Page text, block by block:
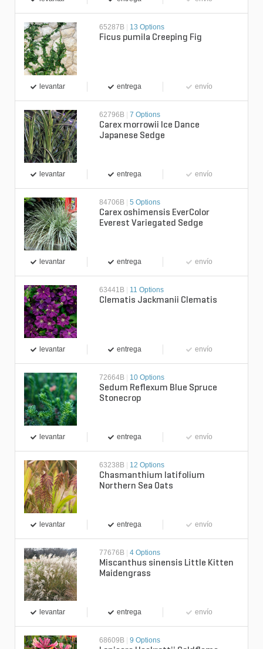
65287B 13 Options
Ficus pumila Creeping Fig
levantar entrega envío
62796B 7 Options
Carex morrowii Ice Dance
Japanese Sedge
levantar entrega envío
84706B 5 Options
Carex oshimensis EverColor
Everest Variegated Sedge
levantar entrega envío
63441B 11 Options
Clematis Jackmanii Clematis
levantar entrega envío
72664B 10 Options
Sedum Reflexum Blue Spruce
Stonecrop
levantar entrega envío
63238B 12 Options
Chasmanthium latifolium
Northern Sea Oats
levantar entrega envío
77676B 4 Options
Miscanthus sinensis Little Kitten
Maidengrass
levantar entrega envío
68609B 9 Options